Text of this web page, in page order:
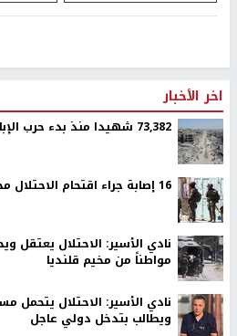
اخر الأخبار
73,382 شهيدا منذ بدء حرب الإبادة على قطاع غزة
16 إصابة جراء اقتحام الاحتلال مخيم قلنديا
مواطناً من مخيم قلنديا
نادي الأسير: الاحتلال يتحمل
ويطالب بتدخل دولي عاجل